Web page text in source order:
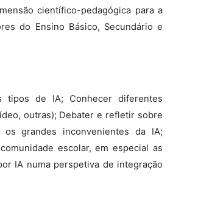
científico-pedagógica para a
do Ensino Básico, Secundário e
tipos de IA; Conhecer diferentes
outras); Debater e refletir sobre
grandes inconvenientes da IA;
escolar, em especial as
IA numa perspetiva de integração